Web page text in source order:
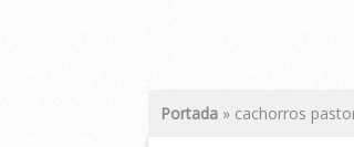
Portada » cachorros